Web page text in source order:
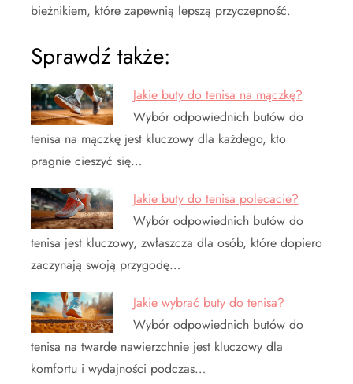
bieżnikiem, które zapewnią lepszą przyczepność.
Sprawdź także:
Jakie buty do tenisa na mączkę?
Wybór odpowiednich butów do
tenisa na mączkę jest kluczowy dla każdego, kto
pragnie cieszyć się…
Jakie buty do tenisa polecacie?
Wybór odpowiednich butów do
tenisa jest kluczowy, zwłaszcza dla osób, które dopiero
zaczynają swoją przygodę…
Jakie wybrać buty do tenisa?
Wybór odpowiednich butów do
tenisa na twarde nawierzchnie jest kluczowy dla
komfortu i wydajności podczas…